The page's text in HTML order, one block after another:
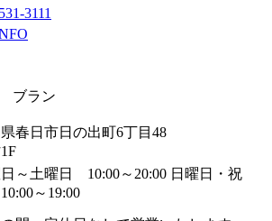
3111
ブラン
春日市日の出町6丁目48
日～土曜日 10:00～20:00 日曜日・祝
～19:00